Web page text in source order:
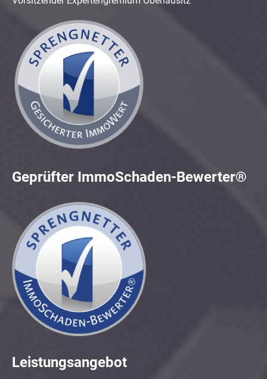
Geprüfter ImmoSchaden-Bewerter®
Leistungsangebot